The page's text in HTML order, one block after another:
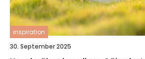
inspiration
30. September 2025